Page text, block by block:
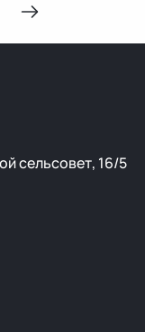
сельсовет, 16/5